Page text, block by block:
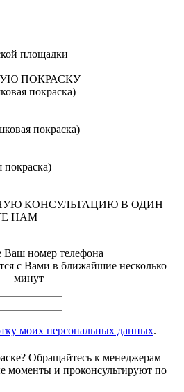
площадки
ПОКРАСКУ
КОНСУЛЬТАЦИЮ В ОДИН
НАМ
номер телефона
с Вами в ближайшие несколько
минут
моих персональных данных.
Обращайтесь к менеджерам —
моменты и проконсультируют по